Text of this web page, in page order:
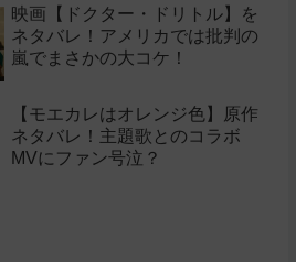
映画【ドクター・ドリトル】を
ネタバレ！アメリカでは批判の
嵐でまさかの大コケ！
【モエカレはオレンジ色】原作
ネタバレ！主題歌とのコラボ
MVにファン号泣？